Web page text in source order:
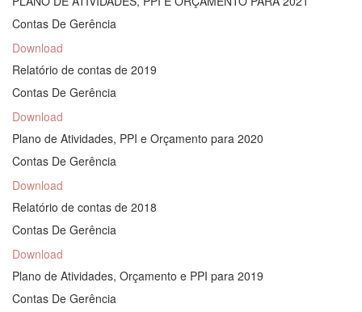
Contas De Gerência
Download
Relatório de contas de 2019
Contas De Gerência
Download
Plano de Atividades, PPI e Orçamento para 2020
Contas De Gerência
Download
Relatório de contas de 2018
Contas De Gerência
Download
Plano de Atividades, Orçamento e PPI para 2019
Contas De Gerência